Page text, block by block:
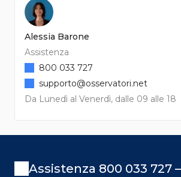
Alessia Barone
Assistenza
Da Lunedì al Venerdì, dalle 09 alle 18
800 033 727
supporto@osservatori.net
Assistenza 800 033 727 –